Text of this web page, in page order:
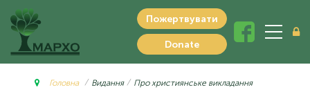
Пожертвувати
Donate
Головна Видання Про християнське викладання